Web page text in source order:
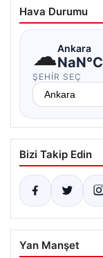
Hava Durumu
☁Ankara
NaN°C
ŞEHIR SEÇ
Bizi Takip Edin
Yan Manşet